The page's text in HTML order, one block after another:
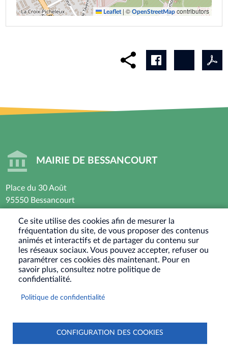
Leaflet |© OpenStreetMapcontributors
MAIRIE DE BESSANCOURT
Place du 30 Août
95550 Bessancourt
Horaires d’ouverture : Lundi - Mardi - Mercredi -
Vendredi
8h30 - 12h / 13h30-17h30
Jeudi : Fermé le matin - 13h30-17h30
9h30-12h
SOCIAUX
Ce site utilise des cookies afin de mesurer la
fréquentation du site, de vous proposer des contenus
animés et interactifs et de partager du contenu sur
les réseaux sociaux. Vous pouvez accepter, refuser ou
paramétrer ces cookies dès maintenant. Pour en
savoir plus, consultez notre politique de
confidentialité.
Politique de confidentialité
CONFIGURATION DES COOKIES